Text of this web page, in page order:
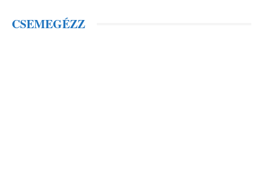
CSEMEGÉZZ